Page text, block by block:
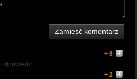
Zamieść komentarz
+ 8
odpowiedz
+ 2